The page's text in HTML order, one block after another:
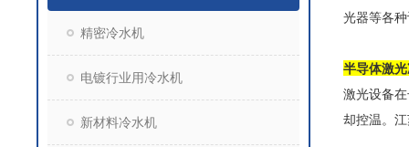
精密冷水机
电镀行业用冷水机
新材料冷水机
光器等各
半导体激
激光设备
却控温。